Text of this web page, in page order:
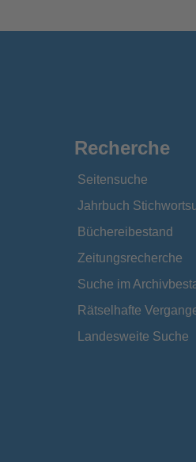
Recherche
Seitensuche
Jahrbuch
Büchereibestand
Zeitungsrecherche
Suche im
Rätselhafte
Landesweite Suche